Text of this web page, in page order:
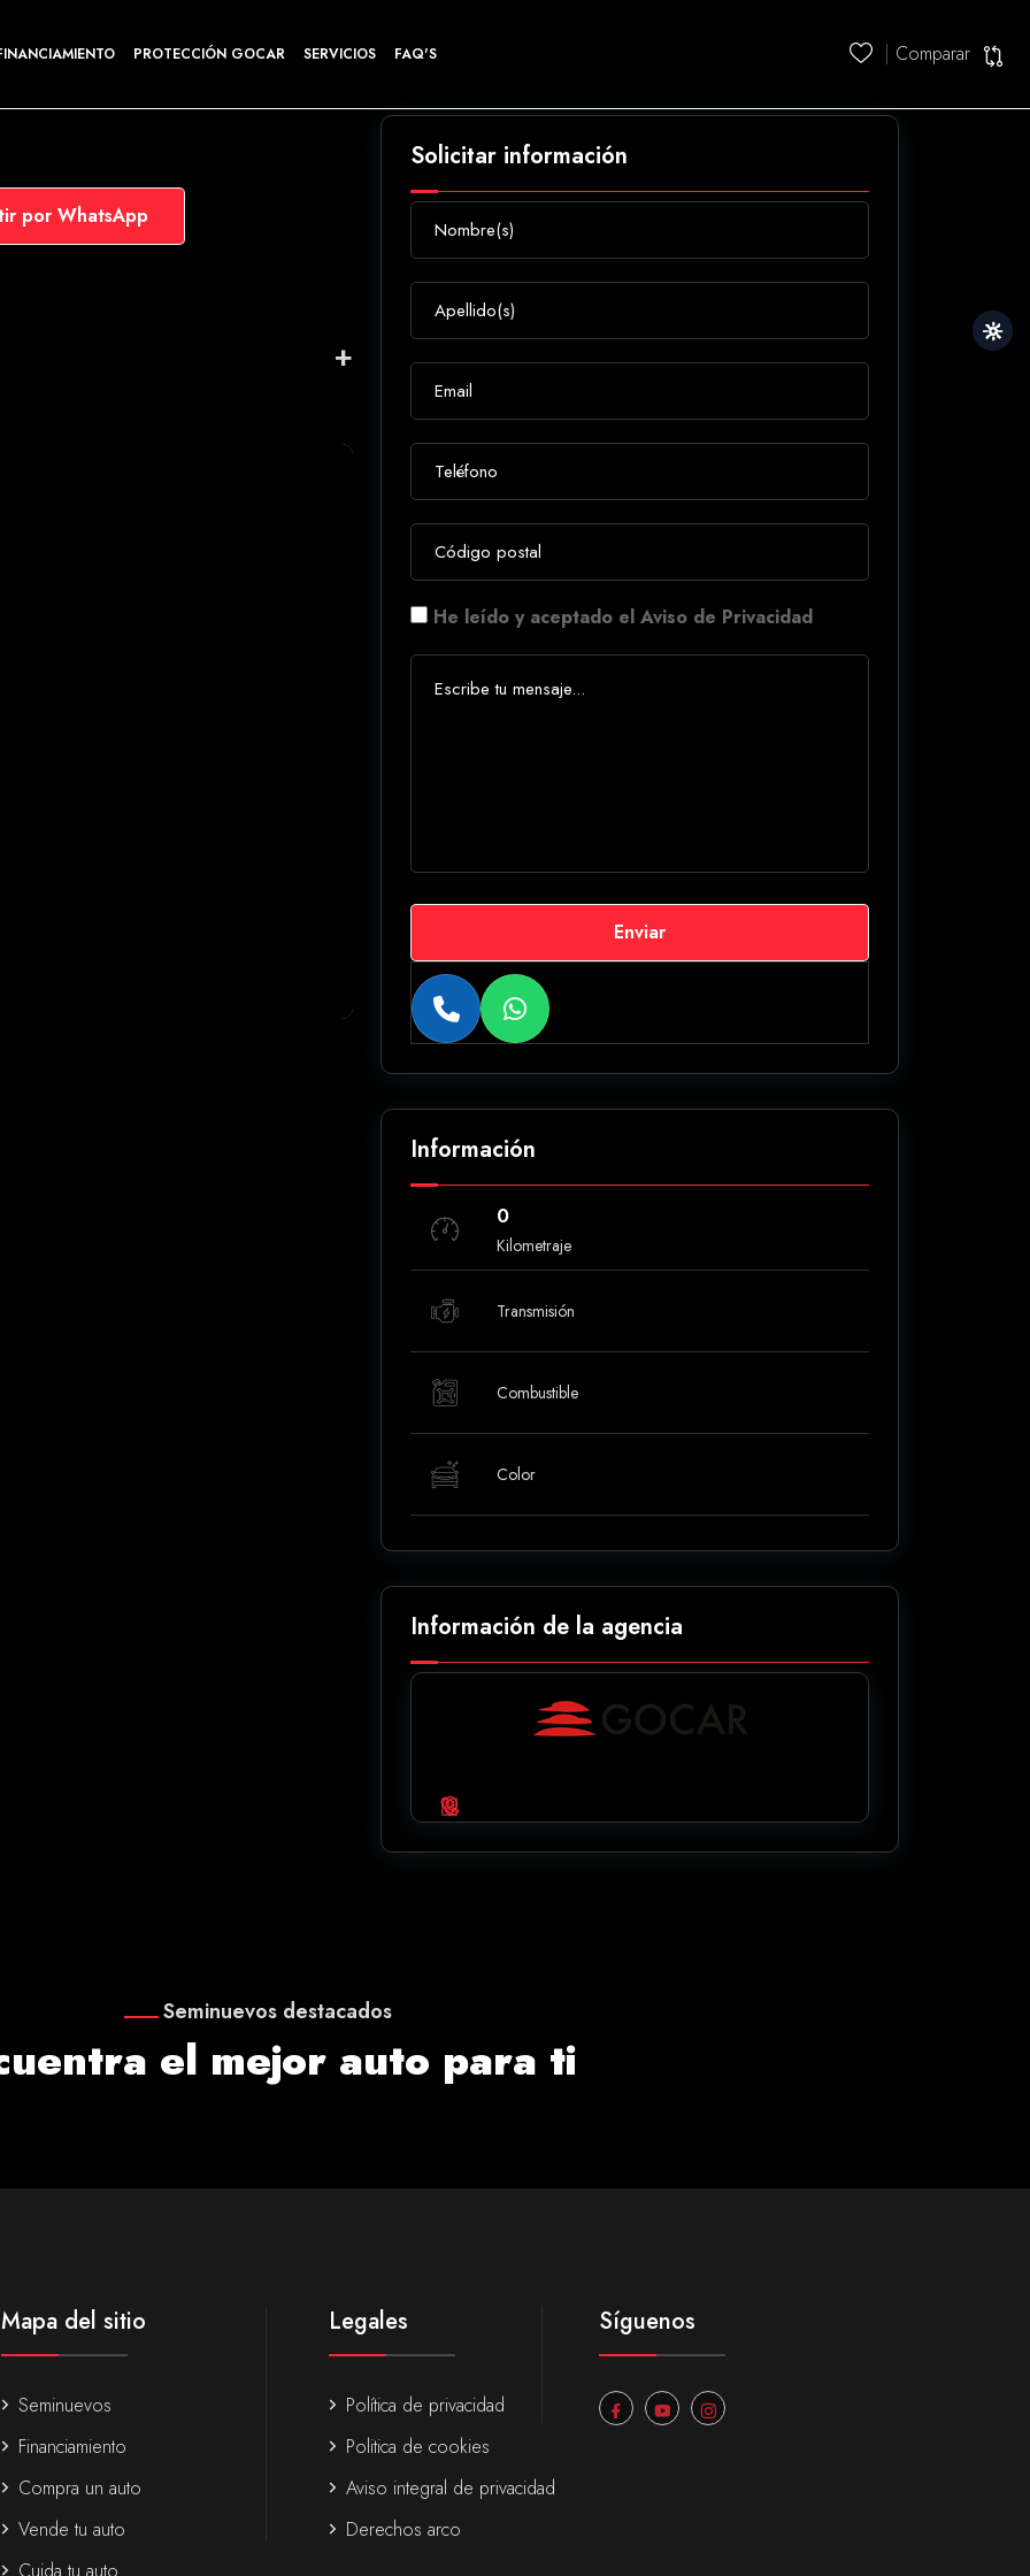
PROTECCIÓN GOCAR SERVICIOS FAQ'S Comparar
por WhatsApp
Solicitar información
He leído y aceptado el Aviso de Privacidad
Enviar
Información
0
Kilometraje
Transmisión
Combustible
Color
Información de la agencia
Seminuevos destacados
el mejor auto para ti
Mapa del sitio
Seminuevos
Financiamiento
Compra un auto
Vende tu auto
Legales
Política de privacidad
Politica de cookies
Aviso integral de privacidad
Derechos arco
Síguenos